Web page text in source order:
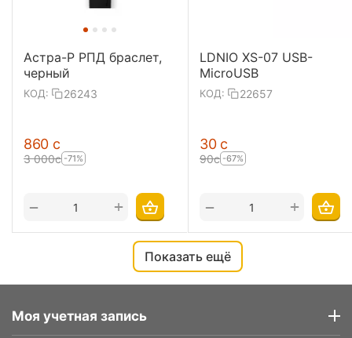
Астра-Р РПД браслет,
черный
КОД: 26243
‍860‍ с
3 000с -71%
+
−
LDNIO XS-07 USB-
MicroUSB
КОД: 22657
‍30‍ с
‍90‍с -67%
+
−
Показать ещё
Моя учетная запись